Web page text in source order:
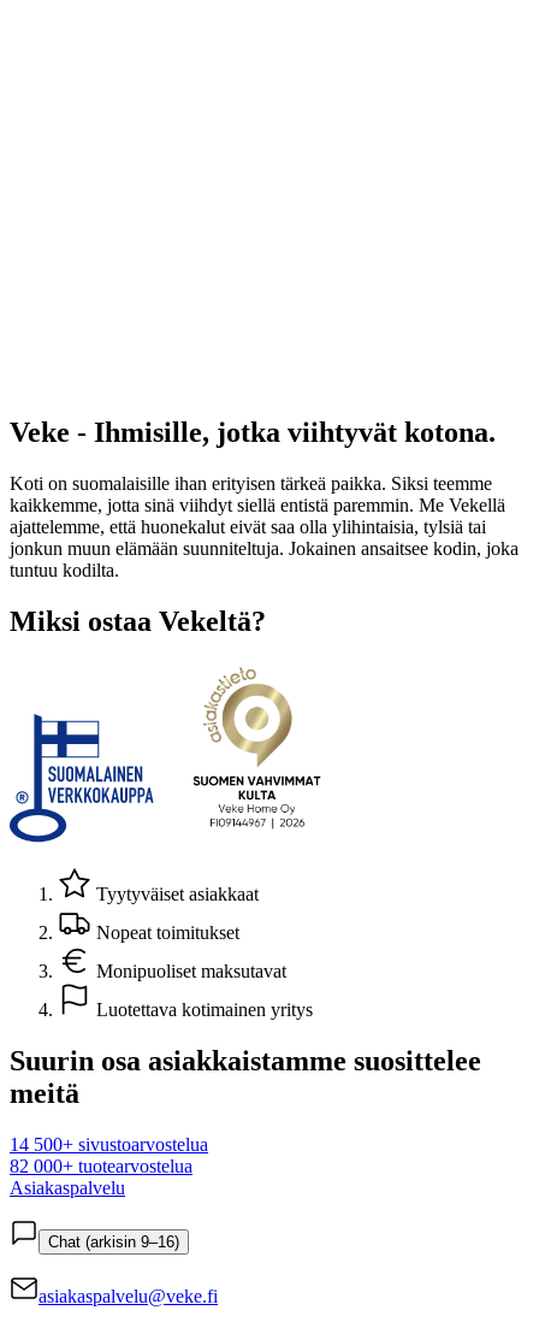
Veke - Ihmisille, jotka viihtyvät kotona.
Koti on suomalaisille ihan erityisen tärkeä paikka. Siksi teemme
kaikkemme, jotta sinä viihdyt siellä entistä paremmin. Me Vekellä
ajattelemme, että huonekalut eivät saa olla ylihintaisia, tylsiä tai
jonkun muun elämään suunniteltuja. Jokainen ansaitsee kodin, joka
tuntuu kodilta.
Miksi ostaa Vekeltä?
Tyytyväiset asiakkaat
Nopeat toimitukset
Monipuoliset maksutavat
Luotettava kotimainen yritys
Suurin osa asiakkaistamme suosittelee
meitä
14 500+ sivustoarvostelua
82 000+ tuotearvostelua
Asiakaspalvelu
Chat (arkisin 9–16)
asiakaspalvelu@veke.fi